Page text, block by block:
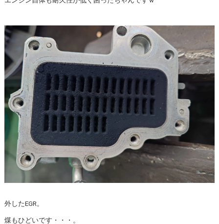
外したEGR。
煤もひどいです・・・。